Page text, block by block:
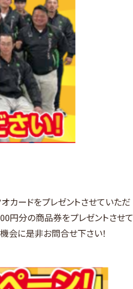
カードをプレゼントさせていただ
円分の商品券をプレゼントさせて
会に是非お問合せ下さい！